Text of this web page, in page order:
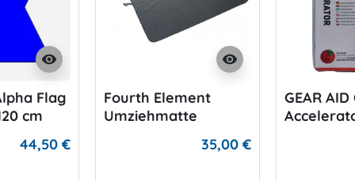
visibility
Flag
cm
44,50 €
visibility
Fourth Element
Umziehmatte
35,00 €
GEAR AID